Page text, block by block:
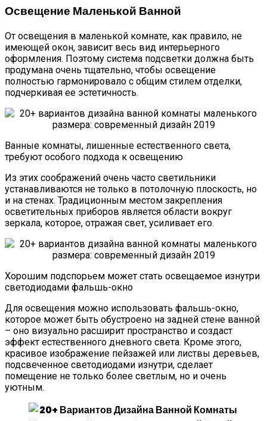
Освещение Маленькой Ванной
От освещения в маленькой комнате, как правило, не
имеющей окон, зависит весь вид интерьерного
оформления. Поэтому система подсветки должна быть
продумана очень тщательно, чтобы освещение
полностью гармонировало с общим стилем отделки,
подчеркивая ее эстетичность.
Ванные комнаты, лишенные естественного света,
требуют особого подхода к освещению
Из этих соображений очень часто светильники
устанавливаются не только в потолочную плоскость, но
и на стенах. Традиционным местом закрепления
осветительных приборов является области вокруг
зеркала, которое, отражая свет, усиливает его.
Хорошим подспорьем может стать освещаемое изнутри
светодиодами фальшь-окно
Для освещения можно использовать фальшь-окно,
которое может быть обустроено на задней стене ванной
– оно визуально расширит пространство и создаст
эффект естественного дневного света. Кроме этого,
красивое изображение пейзажей или листвы деревьев,
подсвеченное светодиодами изнутри, сделает
помещение не только более светлым, но и очень
уютным.